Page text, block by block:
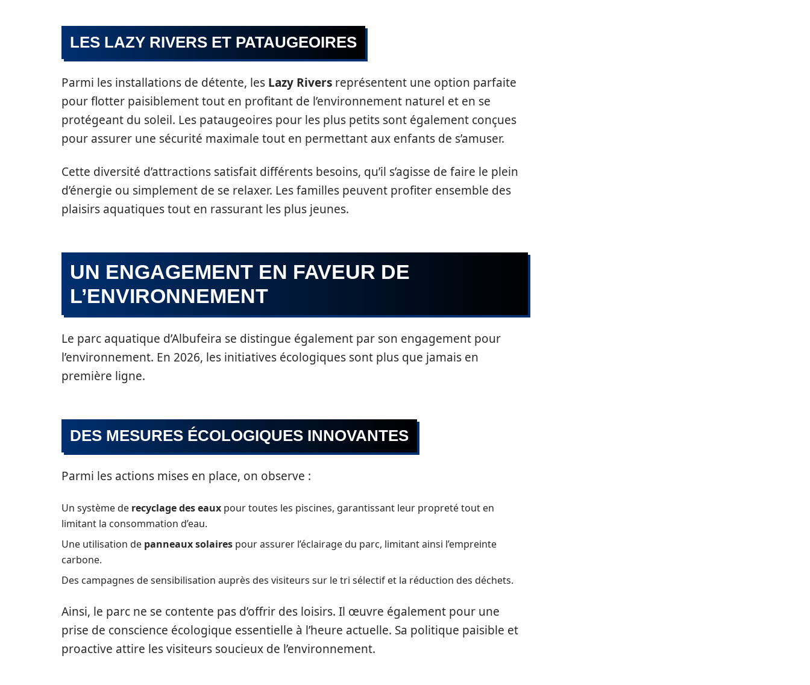
LES LAZY RIVERS ET PATAUGEOIRES
Parmi les installations de détente, les Lazy Rivers représentent une option parfaite
pour flotter paisiblement tout en profitant de l’environnement naturel et en se
protégeant du soleil. Les pataugeoires pour les plus petits sont également conçues
pour assurer une sécurité maximale tout en permettant aux enfants de s’amuser.
Cette diversité d’attractions satisfait différents besoins, qu’il s’agisse de faire le plein
d’énergie ou simplement de se relaxer. Les familles peuvent profiter ensemble des
plaisirs aquatiques tout en rassurant les plus jeunes.
UN ENGAGEMENT EN FAVEUR DE
L’ENVIRONNEMENT
Le parc aquatique d’Albufeira se distingue également par son engagement pour
l’environnement. En 2026, les initiatives écologiques sont plus que jamais en
première ligne.
DES MESURES ÉCOLOGIQUES INNOVANTES
Parmi les actions mises en place, on observe :
Un système de recyclage des eaux pour toutes les piscines, garantissant leur propreté tout en
limitant la consommation d’eau.
Une utilisation de panneaux solaires pour assurer l’éclairage du parc, limitant ainsi l’empreinte
carbone.
Des campagnes de sensibilisation auprès des visiteurs sur le tri sélectif et la réduction des déchets.
Ainsi, le parc ne se contente pas d’offrir des loisirs. Il œuvre également pour une
prise de conscience écologique essentielle à l’heure actuelle. Sa politique paisible et
proactive attire les visiteurs soucieux de l’environnement.